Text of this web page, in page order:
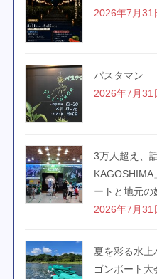
2026年7月31
パスタマン
2026年7月31
3万人超え、
ートと地元の
2026年7月31
夏を彩る水上
ゴンボート